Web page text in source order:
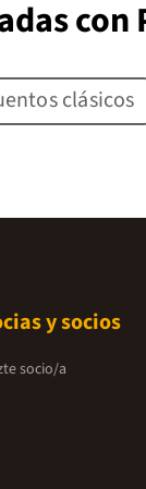
clásicos
y socios
socio/a